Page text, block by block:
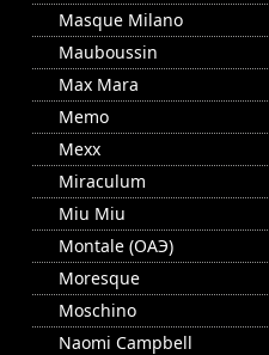
Masque Milano
Mauboussin
Max Mara
Memo
Mexx
Miraculum
Miu Miu
Montale (ОАЭ)
Moresque
Moschino
Naomi Campbell